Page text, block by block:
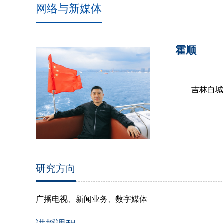
网络与新媒体
霍顺
吉林白
研究方向
广播电视、新闻业务、数字媒体